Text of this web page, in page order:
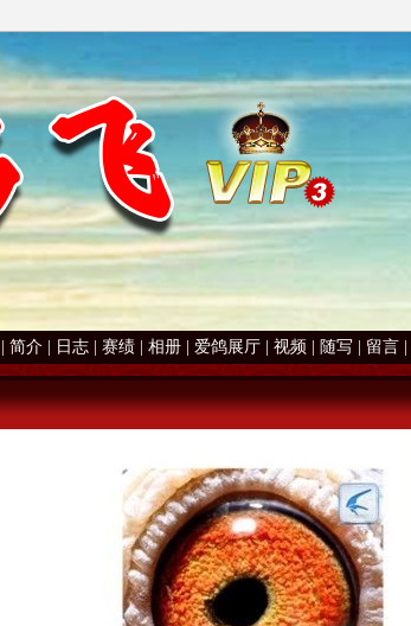
简介 日志 赛绩 相册 爱鸽展厅 视频 随写 留言